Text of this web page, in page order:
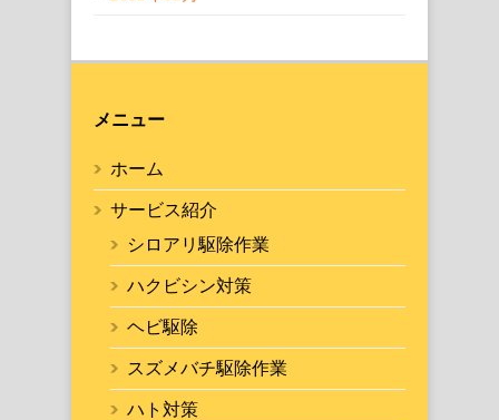
メニュー
ホーム
サービス紹介
シロアリ駆除作業
ハクビシン対策
ヘビ駆除
スズメバチ駆除作業
ハト対策